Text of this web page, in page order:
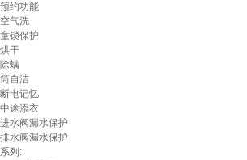
预约功能
空气洗
童锁保护
烘干
除螨
筒自洁
断电记忆
中途添衣
进水阀漏水保护
排水阀漏水保护
系列: